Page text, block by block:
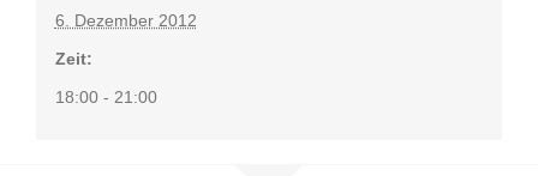
6. Dezember 2012
Zeit:
18:00 - 21:00